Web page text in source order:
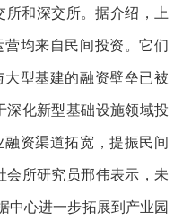
和深交所。据介绍，上
均来自民间投资。它们
型基建的融资壁垒已被
深化新型基础设施领域投
资渠道拓宽，提振民间
会所研究员邢伟表示，未
中心进一步拓展到产业园